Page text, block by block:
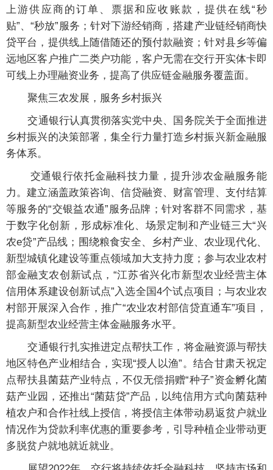
上游供应商的订单、票据和应收账款，提供在线“秒
贴”、“秒放”服务；针对下游经销商，搭建产业链经销商快
贷平台，提供线上随借随还的预付款融资；针对县乡等偏
远地区客户推广二类户功能，客户无需在交行开实体卡即
可线上办理融资业务，提高了供应链金融服务覆盖面。
聚焦三农发展，服务乡村振兴
交通银行认真贯彻落实党中央、国务院关于全面推进
乡村振兴的决策部署，集全行力量打造乡村振兴新金融服
务体系。
交通银行依托金融科技力量，提升涉农金融服务能
力。建立涵盖政策咨询、信贷融资、财富管理、支付结算
等服务的“交银益农通”服务品牌；针对客群不同需求，基
于数字化创新，形成标准化、场景定制和产业链三大“兴
农e贷”产品线；围绕粮食安全、乡村产业、农业现代化、
新型城镇化建设等重点领域加大支持力度；参与农业农村
部金融支农创新试点，“江苏省兴化市新型农业经营主体
信用体系建设创新试点”入选全国4个试点项目；与农业农
村部开展深入合作，推广“农业农村部信贷直通车”项目，
提高新型农业经营主体金融服务水平。
交通银行扎实推进定点帮扶工作，将金融资源与帮扶
地区特色产业相结合，实现“授人以渔”。结合甘肃天祝定
点帮扶县菌菇产业特点，不仅无偿捐赠“种子”资金孵化菌
菇产业园，还推出“菌菇贷”产品，以纯信用方式向菌菇种
植农户和合作社线上授信，将授信主体带动易返贫户就业
情况作为贷款利率优惠的重要参考，引导种植企业带动更
多脱贫户就地就近就业。